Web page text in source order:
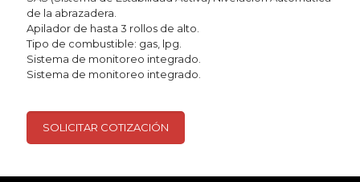
de la abrazadera.
Apilador de hasta 3 rollos de alto.
Tipo de combustible: gas, lpg.
Sistema de monitoreo integrado.
Sistema de monitoreo integrado.
SOLICITAR COTIZACIÓN